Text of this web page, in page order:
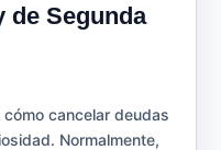
de Segunda
cancelar deudas
Normalmente,